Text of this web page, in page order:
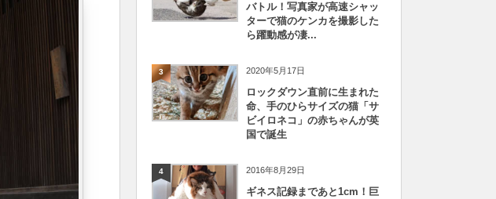
バトル！写真家が高速シャッ
ターで猫のケンカを撮影した
ら躍動感が凄...
3 2020年5月17日
ロックダウン直前に生まれた
命、手のひらサイズの猫「サ
ビイロネコ」の赤ちゃんが英
国で誕生
4 2016年8月29日
ギネス記録まであと1cm！巨